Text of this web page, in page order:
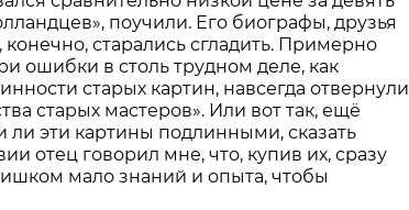
поучили. Его биографы, друзья
конечно, старались сгладить. Примерно
ошибки в столь трудном деле, как
старых картин, навсегда отвернули
старых мастеров». Или вот так, ещё
ли эти картины подлинными, сказать
отец говорил мне, что, купив их, сразу
мало знаний и опыта, чтобы